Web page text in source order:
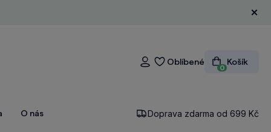
Přihlášení
Oblíbené
0
Košík
O nás Doprava zdarma od 699 Kč